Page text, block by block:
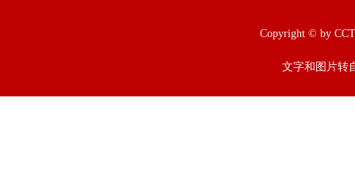
Copyright © by
文字和图片转